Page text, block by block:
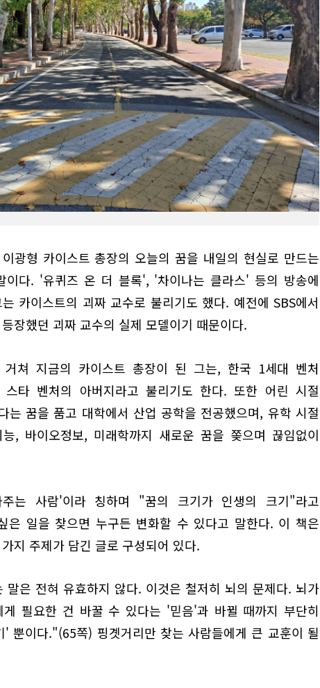
광형 카이스트 총장의 오늘의 꿈을 내일의 현실로 만드는
다. '유퀴즈 온 더 블록', '차이나는 클라스' 등의 방송에
카이스트의 괴짜 교수로 불리기도 했다. 예전에 SBS에서
장했던 괴짜 교수의 실제 모델이기 때문이다.
거쳐 지금의 카이스트 총장이 된 그는, 한국 1세대 벤처
스타 벤처의 아버지라고 불리기도 한다. 또한 어린 시절
는 꿈을 품고 대학에서 산업 공학을 전공했으며, 유학 시절
, 바이오정보, 미래학까지 새로운 꿈을 쫒으며 끊임없이
는 사람'이라 칭하며 "꿈의 크기가 인생의 크기"라고
은 일을 찾으면 누구든 변화할 수 있다고 말한다. 이 책은
지 주제가 담긴 글로 구성되어 있다.
말은 전혀 유효하지 않다. 이것은 철저히 뇌의 문제다. 뇌가
게 필요한 건 바꿀 수 있다는 '믿음'과 바뀔 때까지 부단히
뿐이다."(65쪽) 핑곗거리만 찾는 사람들에게 큰 교훈이 될